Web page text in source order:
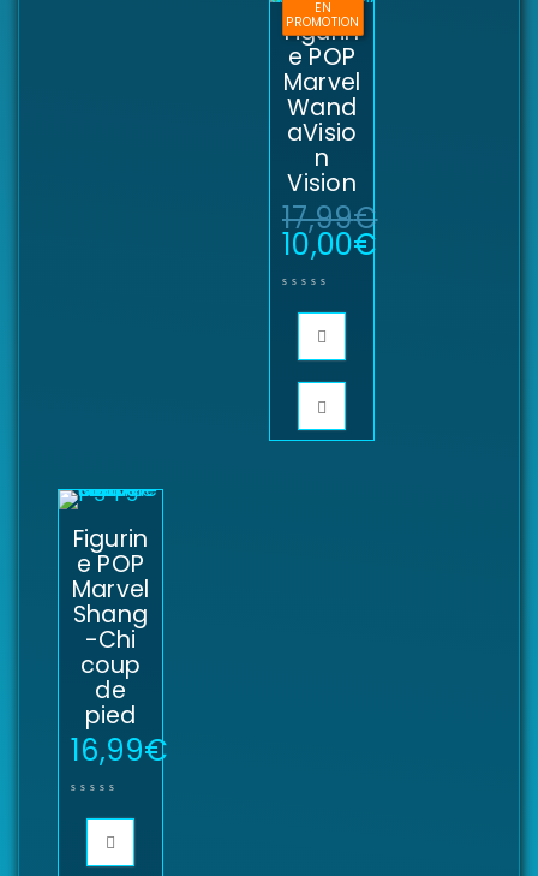
EN
PROMOTION
Figurin
e POP
Marvel
Wand
aVisio
n
Vision
17,99€
10,00€
Figurin
e POP
Marvel
Shang
-Chi
coup
de
pied
16,99€